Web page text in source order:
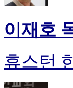
이재호
휴스턴